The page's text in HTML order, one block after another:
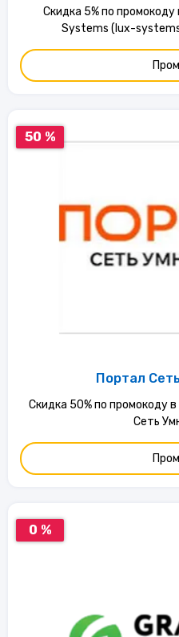
Скидка 5% по промокоду в интернет-магазине Lux
Systems (lux-
50 %
Портал
Скидка 50% по промокоду
Сеть
0 %